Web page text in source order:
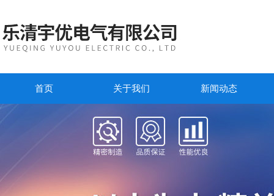
首页 关于我们 新闻动态